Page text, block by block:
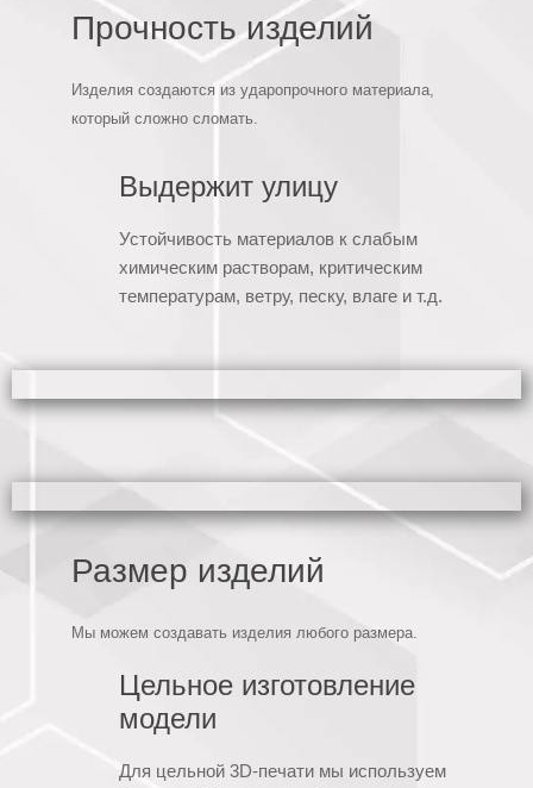
Прочность изделий
Изделия создаются из ударопрочного материала,
который сложно сломать.
Выдержит улицу
Устойчивость материалов к слабым
химическим растворам, критическим
температурам, ветру, песку, влаге и т.д.
Размер изделий
Мы можем создавать изделия любого размера.
Цельное изготовление
модели
Для цельной 3D-печати мы используем